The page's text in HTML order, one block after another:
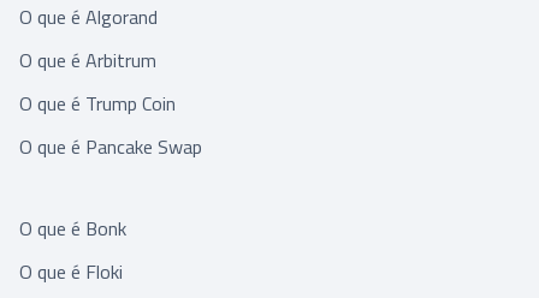
O que é Algorand
O que é Arbitrum
O que é Trump Coin
O que é Pancake Swap
O que é Bonk
O que é Floki